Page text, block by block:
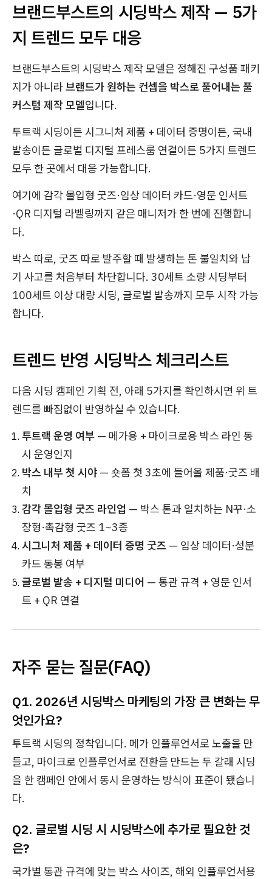
브랜드부스트의 시딩박스 제작 — 5가
지 트렌드 모두 대응
브랜드부스트의 시딩박스 제작 모델은 정해진 구성품 패키
지가 아니라브랜드가 원하는 컨셉을 박스로 풀어내는 풀
커스텀 제작 모델입니다.
투트랙 시딩이든 시그니처 제품 + 데이터 증명이든, 국내
발송이든 글로벌 디지털 프레스룸 연결이든 5가지 트렌드
모두 한 곳에서 대응 가능합니다.
여기에 감각 몰입형 굿즈·임상 데이터 카드·영문 인서트
·QR 디지털 라벨링까지 같은 매니저가 한 번에 진행합니
다.
박스 따로, 굿즈 따로 발주할 때 발생하는 톤 불일치와 납
기 사고를 처음부터 차단합니다. 30세트 소량 시딩부터
100세트 이상 대량 시딩, 글로벌 발송까지 모두 시작 가능
합니다.
트렌드 반영 시딩박스 체크리스트
다음 시딩 캠페인 기획 전, 아래 5가지를 확인하시면 위 트
렌드를 빠짐없이 반영하실 수 있습니다.
투트랙 운영 여부 — 메가용 + 마이크로용 박스 라인 동
시 운영인지
박스 내부 첫 시야 — 숏폼 첫 3초에 들어올 제품·굿즈 배
치
감각 몰입형 굿즈 라인업 — 박스 톤과 일치하는 N꾸·소
장형·촉감형 굿즈 1~3종
시그니처 제품 + 데이터 증명 굿즈 — 임상 데이터·성분
카드 동봉 여부
글로벌 발송 + 디지털 미디어 — 통관 규격 + 영문 인서
트 + QR 연결
자주 묻는 질문(FAQ)
Q1. 2026년 시딩박스 마케팅의 가장 큰 변화는 무
엇인가요?
투트랙 시딩의 정착입니다. 메가 인플루언서로 노출을 만
들고, 마이크로 인플루언서로 전환을 만드는 두 갈래 시딩
을 한 캠페인 안에서 동시 운영하는 방식이 표준이 됐습니
다.
Q2. 글로벌 시딩 시 시딩박스에 추가로 필요한 것
은?
국가별 통관 규격에 맞는 박스 사이즈, 해외 인플루언서용